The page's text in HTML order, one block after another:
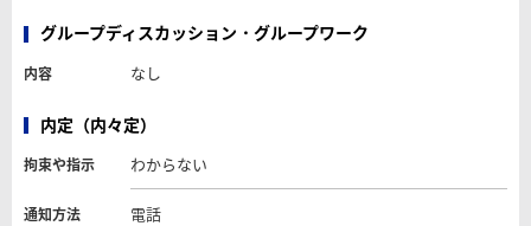
グループディスカッション・グループワーク
内容 なし
内定（内々定）
拘束や指示 わからない
通知方法 電話